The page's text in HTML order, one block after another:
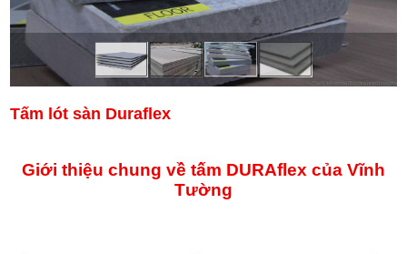
Tấm lót sàn Duraflex
Giới thiệu chung về tấm DURAflex của Vĩnh
Tường